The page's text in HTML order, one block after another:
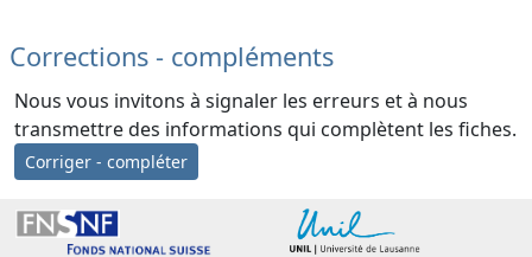
Corrections - compléments
Nous vous invitons à signaler les erreurs et à nous
transmettre des informations qui complètent les fiches.
Corriger - compléter